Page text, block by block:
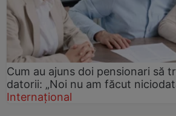
Cum au ajuns doi pensionari să
datorii: „Noi nu am făcut
Internațional